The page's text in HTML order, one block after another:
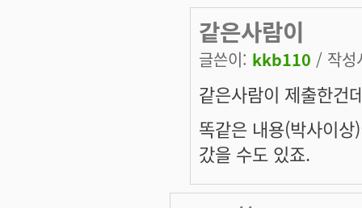
같은사람이
글쓴이: kkb110 / 작
같은사람이 제출한건
똑같은 내용(박사이
갔을 수도 있죠.